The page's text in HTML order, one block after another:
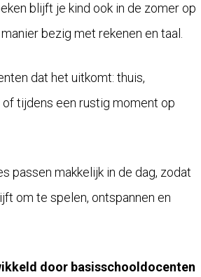
blijft je kind ook in de zomer op
bezig met rekenen en taal.
dat het uitkomt: thuis,
tijdens een rustig moment op
passen makkelijk in de dag, zodat
om te spelen, ontspannen en
door basisschooldocenten